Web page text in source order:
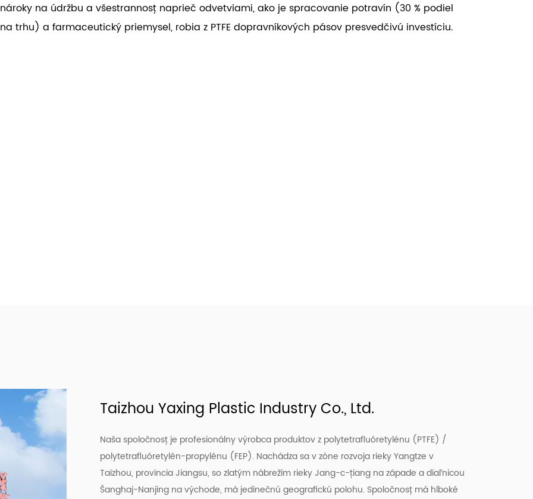
nároky na údržbu a všestrannosť naprieč odvetviami, ako je spracovanie potravín (30 % podiel
na trhu) a farmaceutický priemysel, robia z PTFE dopravníkových pásov presvedčivú investíciu.
Taizhou Yaxing Plastic Industry Co., Ltd.
Naša spoločnosť je profesionálny výrobca produktov z polytetrafluóretylénu (PTFE) /
polytetrafluóretylén-propylénu (FEP). Nachádza sa v zóne rozvoja rieky Yangtze v
Taizhou, provincia Jiangsu, so zlatým nábrežím rieky Jang-c-ťiang na západe a diaľnicou
Šanghaj-Nanjing na východe, má jedinečnú geografickú polohu. Spoločnosť má hlboké